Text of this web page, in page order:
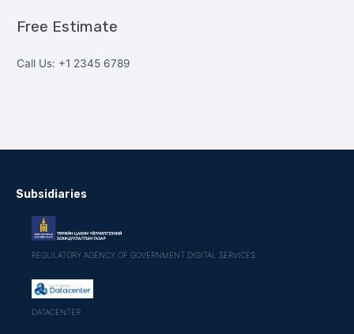
Free Estimate
Call Us: +1 2345 6789
Subsidiaries
REGULATORY AGENCY OF GOVERNMENT DIGITAL SERVICES
DATACENTER